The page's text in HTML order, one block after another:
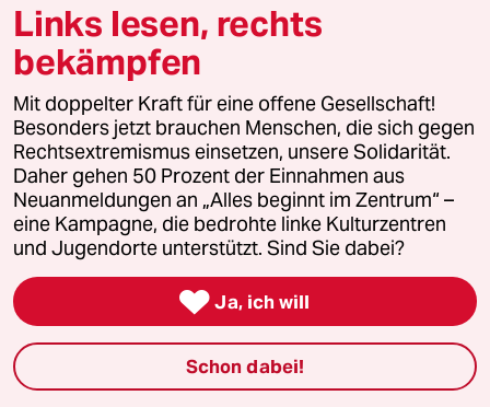
Hitze
Landtagswahl in Sachsen-Anhalt
Gewalt gegen Frauen
Surfen
Verlag
Aktuelles
Links lesen, rechts
bekämpfen
Mit doppelter Kraft für eine offene Gesellschaft!
Besonders jetzt brauchen Menschen, die sich gegen
Rechtsextremismus einsetzen, unsere Solidarität.
Daher gehen 50 Prozent der Einnahmen aus
Neuanmeldungen an „Alles beginnt im Zentrum“ –
eine Kampagne, die bedrohte linke Kulturzentren
und Jugendorte unterstützt. Sind Sie dabei?
 Ja, ich will
Schon dabei!